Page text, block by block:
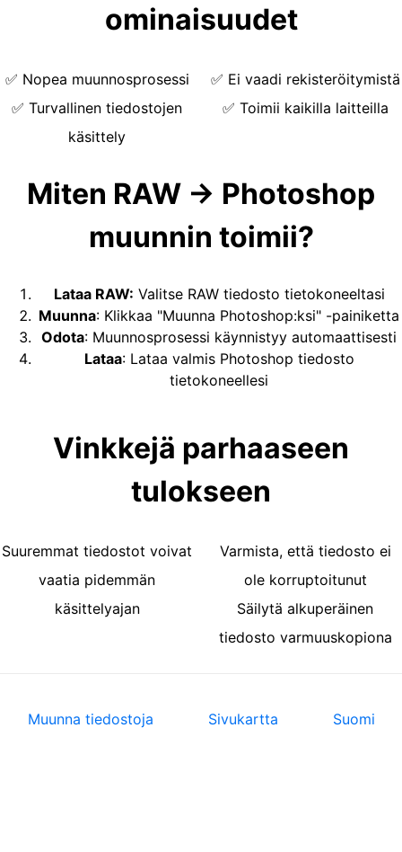
ominaisuudet
✅ Nopea muunnosprosessi
✅ Turvallinen tiedostojen
käsittely
✅ Ei vaadi rekisteröitymistä
✅ Toimii kaikilla laitteilla
Miten RAW → Photoshop
muunnin toimii?
Lataa RAW: Valitse RAW tiedosto tietokoneeltasi
Muunna: Klikkaa "Muunna Photoshop:ksi" -painiketta
Odota: Muunnosprosessi käynnistyy automaattisesti
Lataa: Lataa valmis Photoshop tiedosto
tietokoneellesi
Vinkkejä parhaaseen
tulokseen
Suuremmat tiedostot voivat
vaatia pidemmän
käsittelyajan
Varmista, että tiedosto ei
ole korruptoitunut
Säilytä alkuperäinen
tiedosto varmuuskopiona
Muunna tiedostoja Sivukartta Suomi